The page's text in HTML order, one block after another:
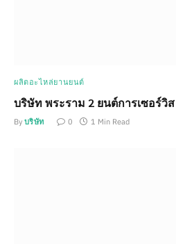
ผลิตอะไหล่ยานยนต์
บริษัท พระราม 2 ยนต์การเซอร์วิ
By บริษัท 0 1 Min Read